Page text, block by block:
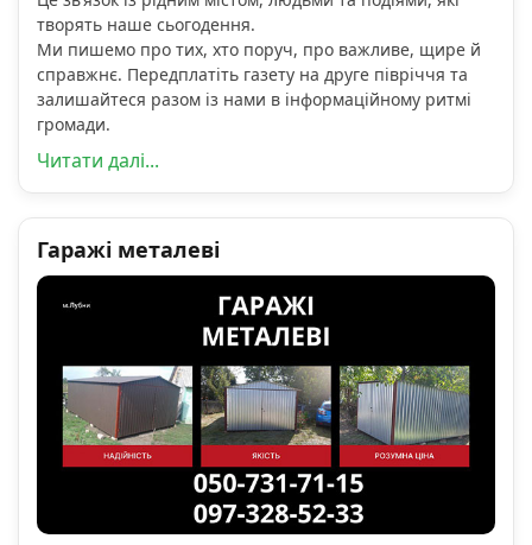
творять наше сьогодення.
Ми пишемо про тих, хто поруч, про важливе, щире й
справжнє. Передплатіть газету на друге півріччя та
залишайтеся разом із нами в інформаційному ритмі
громади.
Читати далі...
Гаражі металеві